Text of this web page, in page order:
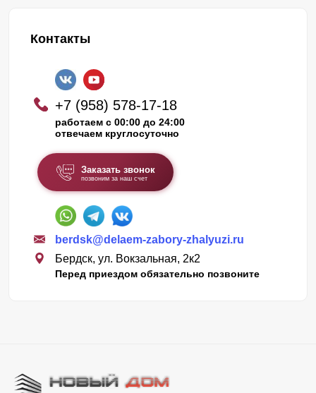
Контакты
+7 (958) 578-17-18
работаем с 00:00 до 24:00
отвечаем круглосуточно
Заказать звонок
позвоним за наш счет
berdsk@delaem-zabory-zhalyuzi.ru
Бердск, ул. Вокзальная, 2к2
Перед приездом обязательно позвоните